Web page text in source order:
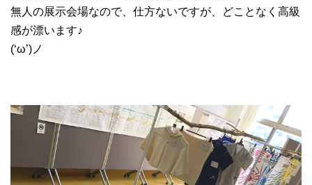
無人の展示会場なので、仕方ないですが、どことなく高級
感が漂います♪
(‘ω’)ノ